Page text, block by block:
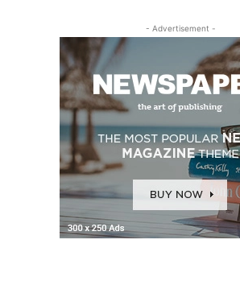
- Advertisement -